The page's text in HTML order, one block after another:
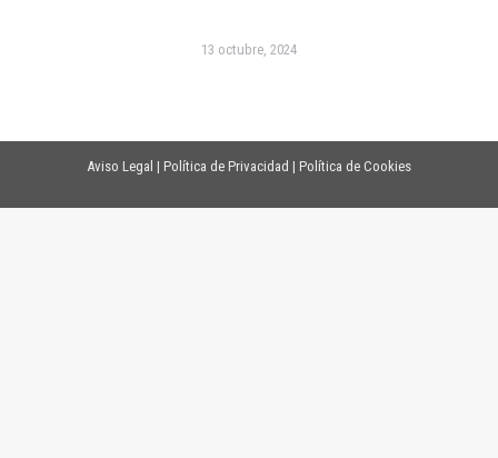
13 octubre, 2024
Aviso Legal | Política de Privacidad | Política de Cookies